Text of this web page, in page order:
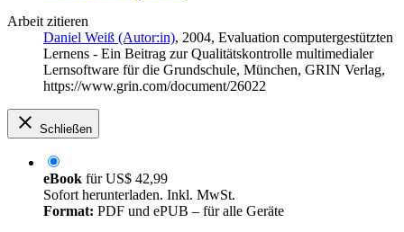
Arbeit zitieren
Daniel Weiß (Autor:in), 2004, Evaluation computergestützten
Lernens - Ein Beitrag zur Qualitätskontrolle multimedialer
Lernsoftware für die Grundschule, München, GRIN Verlag,
https://www.grin.com/document/26022
Schließen
eBook fürUS$ 42,99
Sofort herunterladen. Inkl. MwSt.
Format: PDF und ePUB – für alle Geräte